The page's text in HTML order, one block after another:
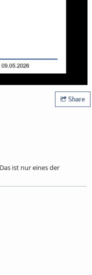
Share
ist nur eines der
Stereotype des
Funktion sie in